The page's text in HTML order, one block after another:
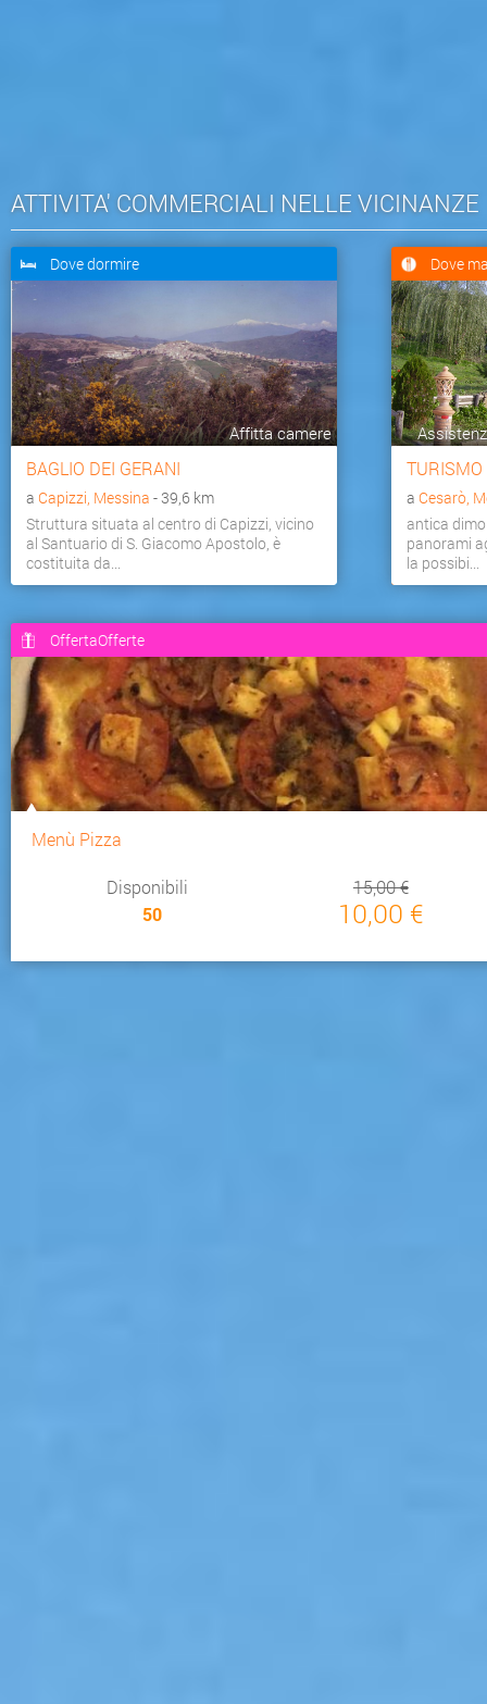
ATTIVITA' COMMERCIALI NELLE VICINANZE
Dove dormire
Affitta camere
BAGLIO DEI GERANI
a Capizzi, Messina - 39,6 km
Struttura situata al centro di Capizzi, vicino
al Santuario di S. Giacomo Apostolo, è
costituita da...
Dove
TURISMO
a Cesarò,
antica
panorami
la possibi...
OffertaOfferte
Menù Pizza
Disponibili
50
15,00 €
10,00 €